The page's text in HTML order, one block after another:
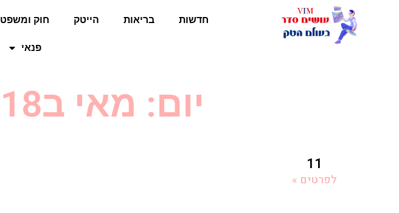
חדשות בריאות הייטק חוק ומשפט
פנאי
יום: מאי ב18, 2026
11
לפרטים »